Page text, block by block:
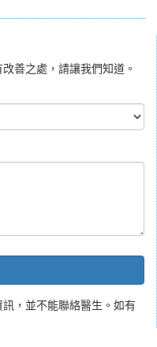
善之處，請讓我們知道。
，並不能聯絡醫生。如有